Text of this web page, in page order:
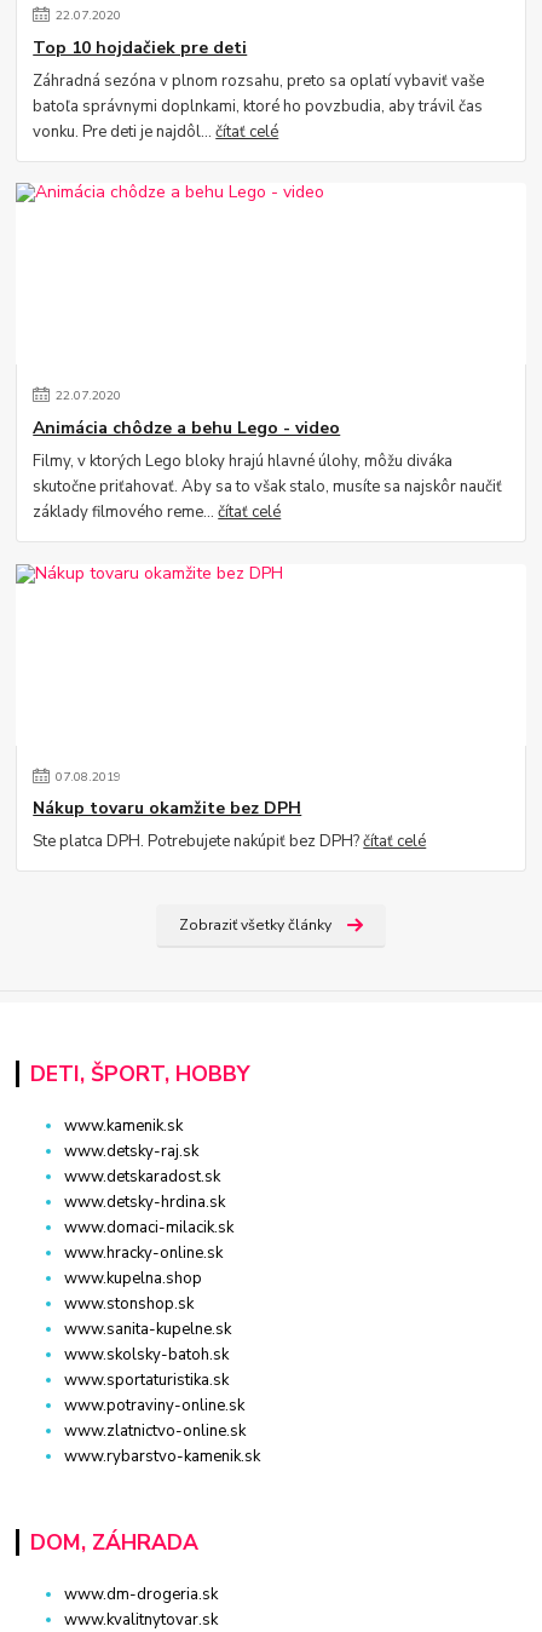
22.07.2020
Top 10 hojdačiek pre deti
Záhradná sezóna v plnom rozsahu, preto sa oplatí vybaviť vaše
batoľa správnymi doplnkami, ktoré ho povzbudia, aby trávil čas
vonku. Pre deti je najdôl...čítať celé
22.07.2020
Animácia chôdze a behu Lego - video
Filmy, v ktorých Lego bloky hrajú hlavné úlohy, môžu diváka
skutočne priťahovať. Aby sa to však stalo, musíte sa najskôr naučiť
základy filmového reme...čítať celé
07.08.2019
Nákup tovaru okamžite bez DPH
Ste platca DPH. Potrebujete nakúpiť bez DPH?čítať celé
Zobraziť všetky články
DETI, ŠPORT, HOBBY
www.kamenik.sk
www.detsky-raj.sk
www.detskaradost.sk
www.detsky-hrdina.sk
www.domaci-milacik.sk
www.hracky-online.sk
www.kupelna.shop
www.stonshop.sk
www.sanita-kupelne.sk
www.skolsky-batoh.sk
www.sportaturistika.sk
www.potraviny-online.sk
www.zlatnictvo-online.sk
www.rybarstvo-kamenik.sk
DOM, ZÁHRADA
www.dm-drogeria.sk
www.kvalitnytovar.sk